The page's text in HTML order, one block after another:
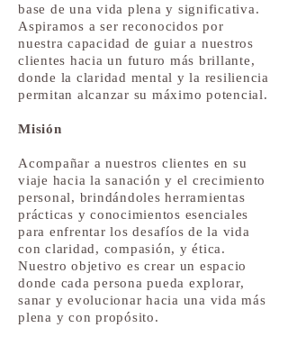
base de una vida plena y significativa.
Aspiramos a ser reconocidos por
nuestra capacidad de guiar a nuestros
clientes hacia un futuro más brillante,
donde la claridad mental y la resiliencia
permitan alcanzar su máximo potencial.
Misión
Acompañar a nuestros clientes en su
viaje hacia la sanación y el crecimiento
personal, brindándoles herramientas
prácticas y conocimientos esenciales
para enfrentar los desafíos de la vida
con claridad, compasión, y ética.
Nuestro objetivo es crear un espacio
donde cada persona pueda explorar,
sanar y evolucionar hacia una vida más
plena y con propósito.